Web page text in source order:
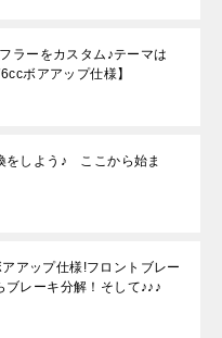
ラーをカスタム♪テーマは
ボアアップ仕様】
をしよう♪ ここから始ま
アップ仕様!フロントブレー
ブレーキ分解！そして♪♪♪